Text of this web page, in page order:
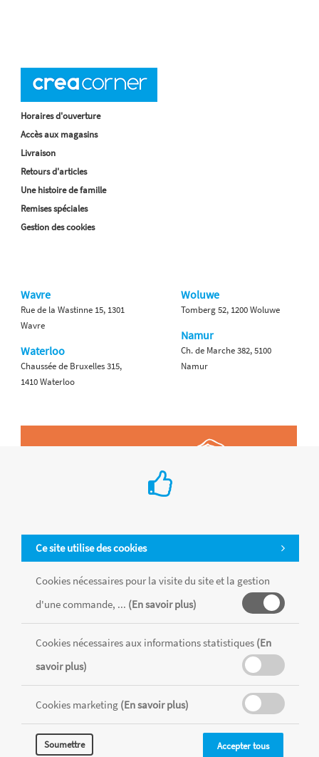
Ce site utilise des cookies
Cookies nécessaires pour la visite du site et la gestion
d'une commande, ... (En savoir plus)
Cookies nécessaires aux informations statistiques (En
savoir plus)
Cookies marketing (En savoir plus)
Soumettre Accepter tous
Horaires d'ouverture
Accès aux magasins
Livraison
Retours d'articles
Une histoire de famille
Remises spéciales
Gestion des cookies
Wavre
Rue de la Wastinne 15, 1301
Wavre
Waterloo
Chaussée de Bruxelles 315,
1410 Waterloo
Woluwe
Tomberg 52, 1200 Woluwe
Namur
Ch. de Marche 382, 5100
Namur
Tous les produits sont vendus dans la limite des stocks disponibles de
chaque magasin, toutes taxes comprises.
MENTIONS LÉGALES CONDITIONS GÉNÉRALES